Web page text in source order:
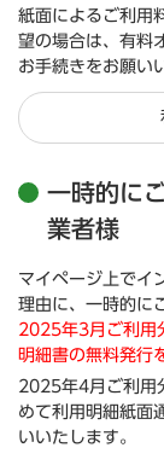
紙面によるご利用
望の場合は、有料
お手続きをお願い
一時的に
業者様
マイページ上でイ
理由に、一時的に
2025年3月ご利用
明細書の無料発行
2025年4月ご利用
めて利用明細紙面
いいたします。